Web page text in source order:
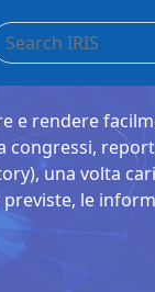
e rendere
una volta
le